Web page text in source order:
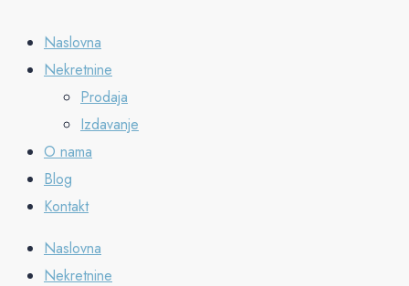
Naslovna
Nekretnine
Prodaja
Izdavanje
O nama
Blog
Kontakt
Naslovna
Nekretnine